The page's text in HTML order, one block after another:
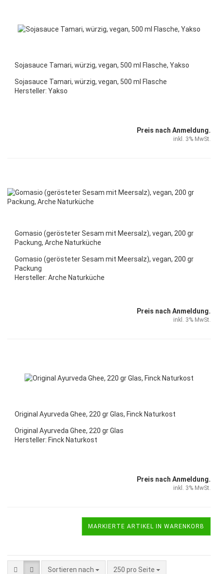
Sojasauce Tamari, würzig, vegan, 500 ml Flasche, Yakso
Sojasauce Tamari, würzig, vegan, 500 ml Flasche
Hersteller: Yakso
Preis nach Anmeldung.
inkl. 3% MwSt.
Gomasio (gerösteter Sesam mit Meersalz), vegan, 200 gr
Packung, Arche Naturküche
Gomasio (gerösteter Sesam mit Meersalz), vegan, 200 gr
Packung
Hersteller: Arche Naturküche
Preis nach Anmeldung.
inkl. 3% MwSt.
Original Ayurveda Ghee, 220 gr Glas, Finck Naturkost
Original Ayurveda Ghee, 220 gr Glas
Hersteller: Finck Naturkost
Preis nach Anmeldung.
inkl. 3% MwSt.
MARKIERTE ARTIKEL IN WARENKORB
Sortieren nach 250 pro Seite